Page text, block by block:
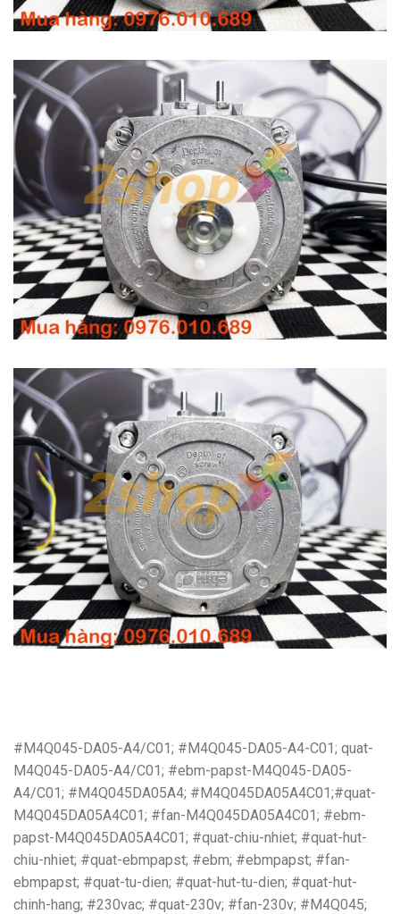
#M4Q045-DA05-A4/C01; #M4Q045-DA05-A4-C01; quat-
M4Q045-DA05-A4/C01; #ebm-papst-M4Q045-DA05-
A4/C01; #M4Q045DA05A4; #M4Q045DA05A4C01;#quat-
M4Q045DA05A4C01; #fan-M4Q045DA05A4C01; #ebm-
papst-M4Q045DA05A4C01; #quat-chiu-nhiet; #quat-hut-
chiu-nhiet; #quat-ebmpapst; #ebm; #ebmpapst; #fan-
ebmpapst; #quat-tu-dien; #quat-hut-tu-dien; #quat-hut-
chinh-hang; #230vac; #quat-230v; #fan-230v; #M4Q045;